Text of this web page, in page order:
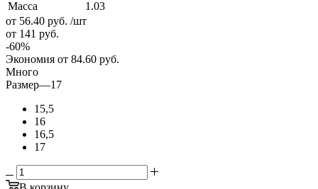
Масса
1.03
от 56.40 руб. /шт
от 141 руб.
-60%
Экономия от 84.60 руб.
Много
Размер—17
15,5
16
16,5
17